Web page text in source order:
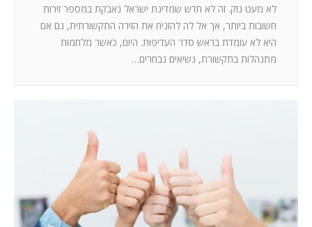
לא מעט נזק. זה לא חדש שמדינת ישראל נאבקת במספר זירות
חשובות ביותר, אך אל לה להזניח את הזירה התקשורתית, גם אם
היא לא עומדת בראש סדר העדיפות. היום, כאשר מלחמות
מתנהלות בתקשורת, נשיאים נבחרים…